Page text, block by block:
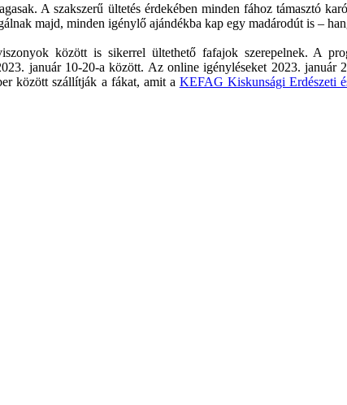
A szakszerű ültetés érdekében minden fához támasztó
majd, minden igénylő ajándékba kap egy madárodút is –
között is sikerrel ültethető fafajok szerepelnek. A
január 10-20-a között. Az online igényléseket 2023. január
között szállítják a fákat, amit a KEFAG Kiskunsági Erdészeti